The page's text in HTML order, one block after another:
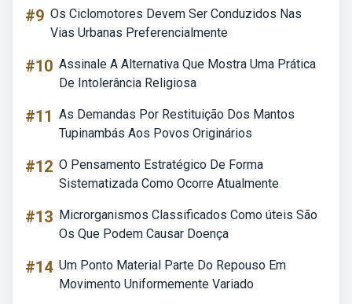
#9 Os Ciclomotores Devem Ser Conduzidos Nas
Vias Urbanas Preferencialmente
#10 Assinale A Alternativa Que Mostra Uma Prática
De Intolerância Religiosa
#11 As Demandas Por Restituição Dos Mantos
Tupinambás Aos Povos Originários
#12 O Pensamento Estratégico De Forma
Sistematizada Como Ocorre Atualmente
#13 Microrganismos Classificados Como úteis São
Os Que Podem Causar Doença
#14 Um Ponto Material Parte Do Repouso Em
Movimento Uniformemente Variado